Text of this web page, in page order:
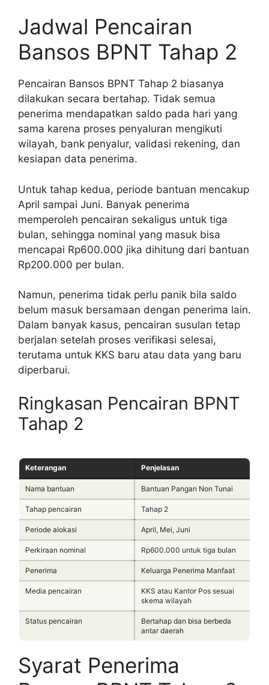
Jadwal Pencairan
Bansos BPNT Tahap 2
Pencairan Bansos BPNT Tahap 2 biasanya
dilakukan secara bertahap. Tidak semua
penerima mendapatkan saldo pada hari yang
sama karena proses penyaluran mengikuti
wilayah, bank penyalur, validasi rekening, dan
kesiapan data penerima.
Untuk tahap kedua, periode bantuan mencakup
April sampai Juni. Banyak penerima
memperoleh pencairan sekaligus untuk tiga
bulan, sehingga nominal yang masuk bisa
mencapai Rp600.000 jika dihitung dari bantuan
Rp200.000 per bulan.
Namun, penerima tidak perlu panik bila saldo
belum masuk bersamaan dengan penerima lain.
Dalam banyak kasus, pencairan susulan tetap
berjalan setelah proses verifikasi selesai,
terutama untuk KKS baru atau data yang baru
diperbarui.
Ringkasan Pencairan BPNT
Tahap 2
Keterangan Penjelasan
Nama bantuan Bantuan Pangan Non Tunai
Tahap pencairan Tahap 2
Periode alokasi April, Mei, Juni
Perkiraan nominal Rp600.000 untuk tiga bulan
Penerima Keluarga Penerima Manfaat
Media pencairan
KKS atau Kantor Pos sesuai
skema wilayah
Status pencairan
Bertahap dan bisa berbeda
antar daerah
Syarat Penerima